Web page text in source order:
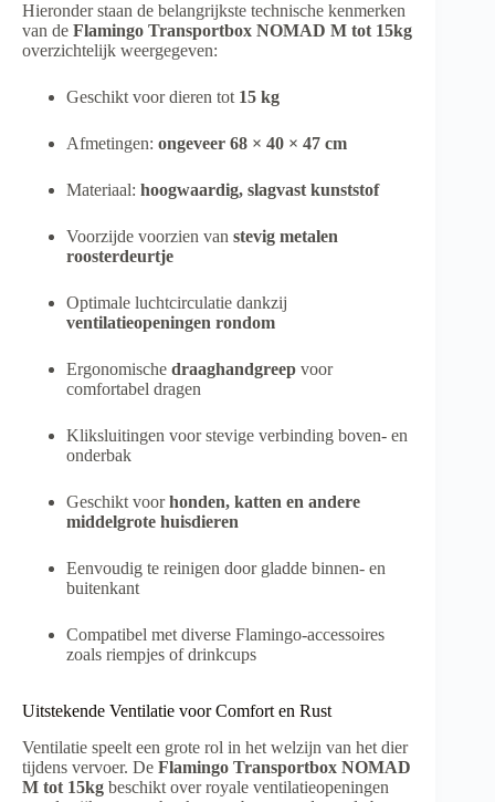
Hieronder staan de belangrijkste technische kenmerken
van de Flamingo Transportbox NOMAD M tot 15kg
overzichtelijk weergegeven:
Geschikt voor dieren tot 15 kg
Afmetingen: ongeveer 68 × 40 × 47 cm
Materiaal: hoogwaardig, slagvast kunststof
Voorzijde voorzien van stevig metalen
roosterdeurtje
Optimale luchtcirculatie dankzij
ventilatieopeningen rondom
Ergonomische draaghandgreep voor
comfortabel dragen
Kliksluitingen voor stevige verbinding boven- en
onderbak
Geschikt voorhonden, katten en andere
middelgrote huisdieren
Eenvoudig te reinigen door gladde binnen- en
buitenkant
Compatibel met diverse Flamingo-accessoires
zoals riempjes of drinkcups
Uitstekende Ventilatie voor Comfort en Rust
Ventilatie speelt een grote rol in het welzijn van het dier
tijdens vervoer. De Flamingo Transportbox NOMAD
M tot 15kg beschikt over royale ventilatieopeningen